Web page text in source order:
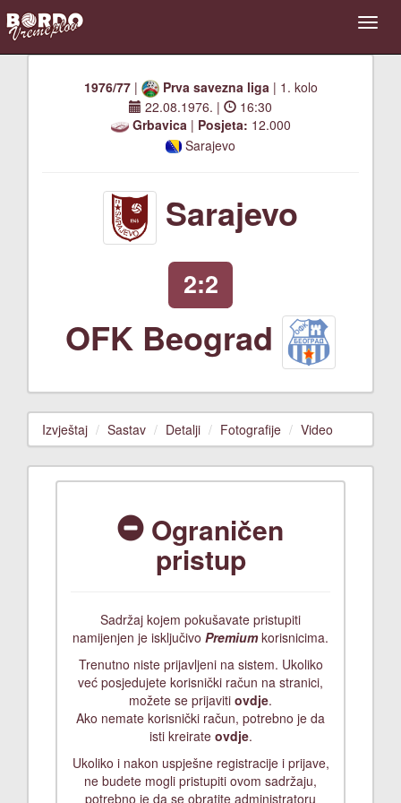
1976/77| Prva savezna liga| 1. kolo
22.08.1976. |
16:30
Grbavica| Posjeta: 12.000
Sarajevo
Sarajevo
2:2
OFK Beograd
Izvještaj Sastav Detalji Fotografije Video
Ograničen
pristup
Sadržaj kojem pokušavate pristupiti
namijenjen je isključivo Premiumkorisnicima.
Trenutno niste prijavljeni na sistem. Ukoliko
već posjedujete korisnički račun na stranici,
možete se prijaviti ovdje.
Ako nemate korisnički račun, potrebno je da
isti kreirate ovdje.
Ukoliko i nakon uspješne registracije i prijave,
ne budete mogli pristupiti ovom sadržaju,
potrebno je da se obratite administratoru